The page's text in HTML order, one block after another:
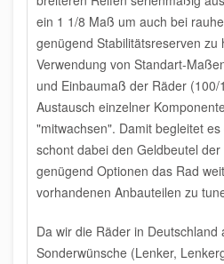
ein 1 1/8 Maß um auch bei
genügend Stabilitätsreserven zu
Verwendung von Standart-
und Einbaumaß der Räder
Austausch einzelner
"mitwachsen". Damit begleitet
schont dabei den Geldbeutel
genügend Optionen das Rad
vorhandenen Anbauteilen zu
Da wir die Räder in
Sonderwünsche (Lenker,